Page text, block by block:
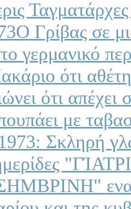
Γρίβας σε
γερμανικό
ότι
ότι απέχει
με
Σκληρή